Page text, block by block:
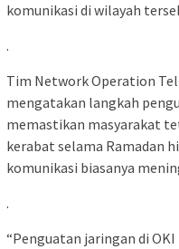
komunikasi di wilayah
.
Tim Network Operation
mengatakan langkah
memastikan masyarakat
kerabat selama Ramadan
komunikasi biasanya
.
“Penguatan jaringan di